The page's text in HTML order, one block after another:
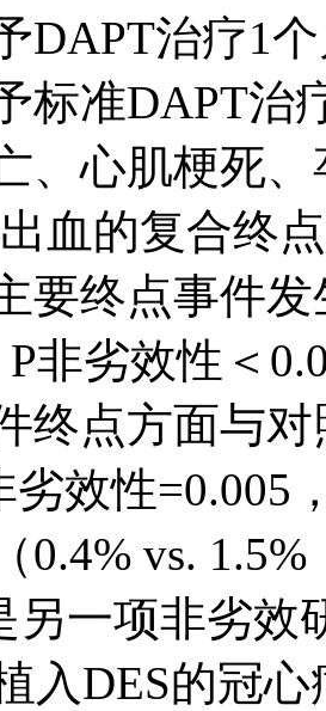
DAPT治疗1
标准DAPT治
、心肌梗死
血的复合终
要终点事件
P非劣效性＜
终点方面与
劣效性=0.005
0.4% vs.
另一项非劣
入DES的冠